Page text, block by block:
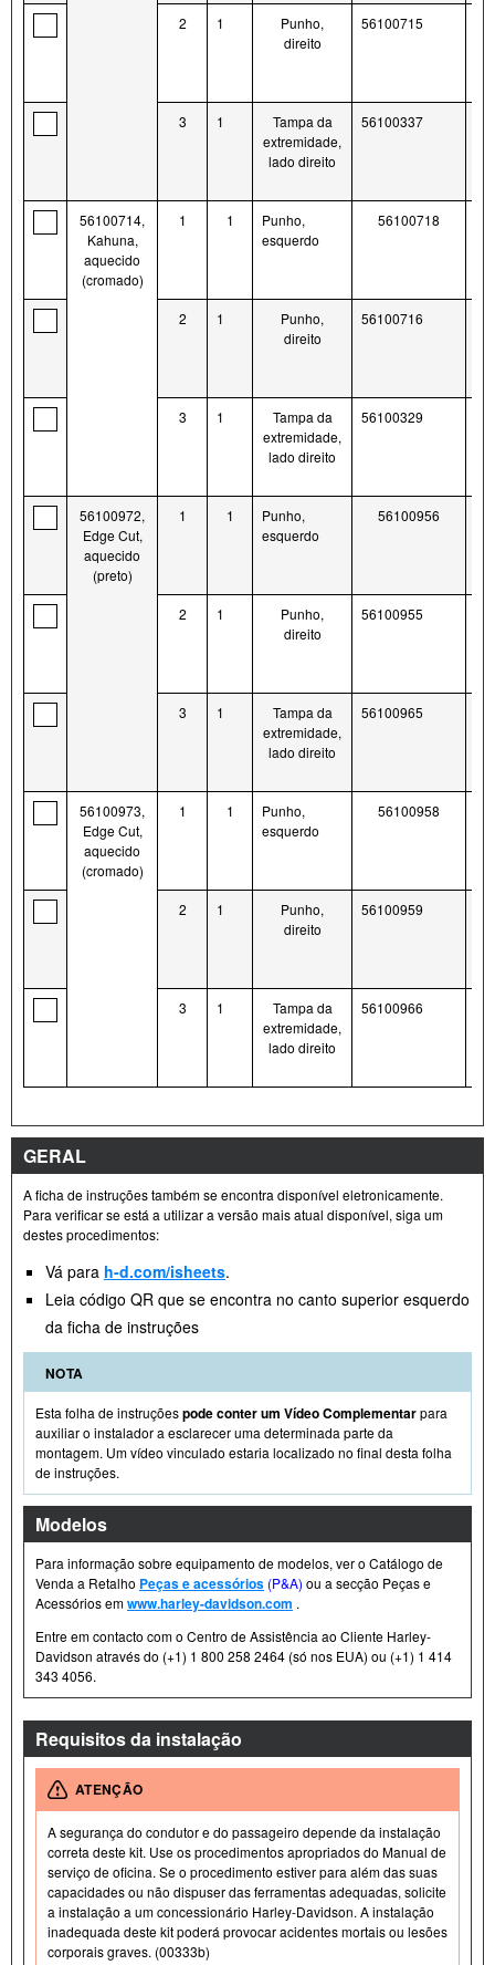
2 1
Punho,
direito
56100715
3 1
Tampa da
extremidade,
lado direito
56100337
56100714,
Kahuna,
aquecido
(cromado)
1 1
Punho,
esquerdo
56100718
2 1
Punho,
direito
56100716
3 1
Tampa da
extremidade,
lado direito
56100329
56100972,
Edge Cut,
aquecido
(preto)
1 1
Punho,
esquerdo
56100956
2 1
Punho,
direito
56100955
3 1
Tampa da
extremidade,
lado direito
56100965
56100973,
Edge Cut,
aquecido
(cromado)
1 1
Punho,
esquerdo
56100958
2 1
Punho,
direito
56100959
3 1
Tampa da
extremidade,
lado direito
56100966
GERAL
A ficha de instruções também se encontra disponível eletronicamente.
Para verificar se está a utilizar a versão mais atual disponível, siga um
destes procedimentos:
Vá para h-d.com/isheets.
Leia código QR que se encontra no canto superior esquerdo
da ficha de instruções
NOTA
Esta folha de instruçõespode conter um Vídeo Complementarpara
auxiliar o instalador a esclarecer uma determinada parte da
montagem. Um vídeo vinculado estaria localizado no final desta folha
de instruções.
Modelos
Para informação sobre equipamento de modelos, ver o Catálogo de
Venda a Retalho Peças e acessórios (P&A) ou a secção Peças e
Acessórios emwww.harley-davidson.com .
Entre em contacto com o Centro de Assistência ao Cliente Harley-
Davidson através do (+1) 1 800 258 2464 (só nos EUA) ou (+1) 1 414
343 4056.
Requisitos da instalação
ATENÇÃO
A segurança do condutor e do passageiro depende da instalação
correta deste kit. Use os procedimentos apropriados do Manual de
serviço de oficina. Se o procedimento estiver para além das suas
capacidades ou não dispuser das ferramentas adequadas, solicite
a instalação a um concessionário Harley-Davidson. A instalação
inadequada deste kit poderá provocar acidentes mortais ou lesões
corporais graves. (00333b)